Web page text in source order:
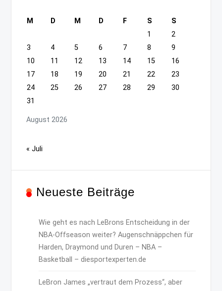
August 2026
M D M D F S
S
1
2
3
4 5 6 7 8
9
10
11 12 13 14 15
16
17
18 19 20 21 22
23
24
25 26 27 28 29
30
31
« Juli
Neueste Beiträge
Wie geht es nach LeBrons Entscheidung in der
NBA-Offseason weiter? Augenschnäppchen für
Harden, Draymond und Duren – NBA –
Basketball – diesportexperten.de
LeBron James „vertraut dem Prozess“, aber